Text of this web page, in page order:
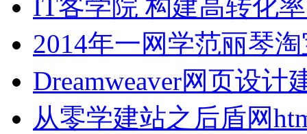
IT客学院 构建高转化
2014年一网学范丽琴
Dreamweaver网页设计
从零学建站之后盾网